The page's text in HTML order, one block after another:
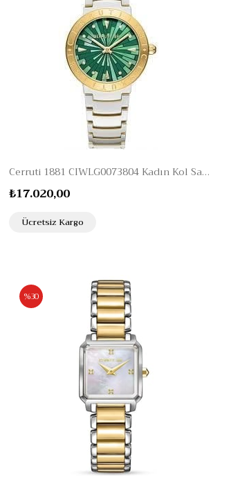
Cerruti 1881 CIWLG0073804 Kadın Kol Saati
₺17.020,00
Ücretsiz Kargo
%30